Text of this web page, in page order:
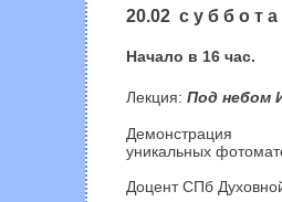
20.02 с у б б о т а
Начало в 16 час.
Лекция: Под небом
Демонстрация
уникальных
Доцент СПб